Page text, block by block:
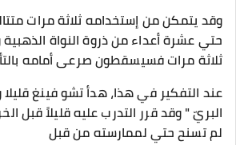
وقد يتمكن من إستخدامه ثلاثة مرات
حتي عشرة أعداء من ذروة النواة
ثلاثة مرات فسيسقطون صرعى أمامه
عند التفكير في هذا، هدأ تشو فينغ
البريّ " وقد قرر التدرب عليه قليلاً قبل
لم تسنح حتي لممارسته من قبل